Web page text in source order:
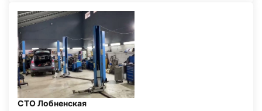
СТО Лобненская